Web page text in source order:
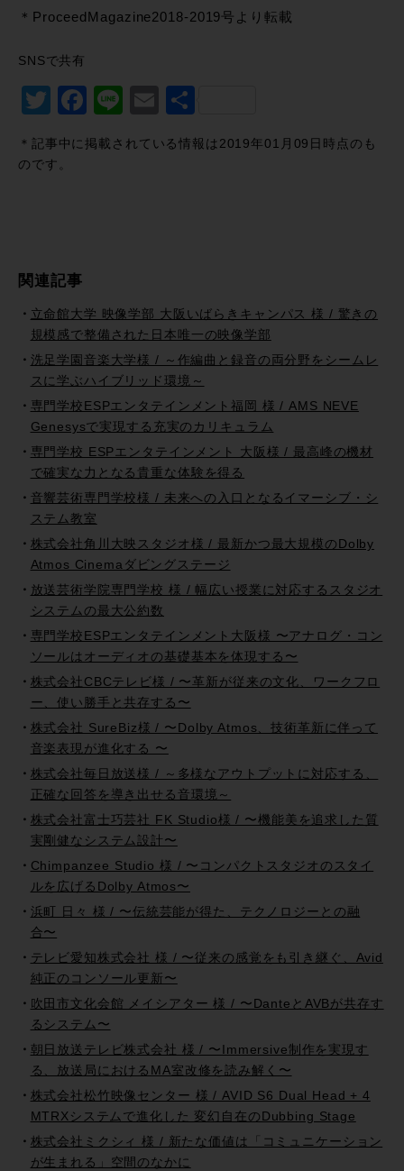
＊ProceedMagazine2018-2019号より転載
SNSで共有
Twitter
Facebook
LineEmail
＊記事中に掲載されている情報は2019年01月09日時点のも
のです。
関連記事
立命館大学 映像学部 大阪いばらきキャンパス 様 / 驚きの
規模感で整備された日本唯一の映像学部
洗足学園音楽大学様 / ～作編曲と録音の両分野をシームレ
スに学ぶハイブリッド環境～
専門学校ESPエンタテインメント福岡 様 / AMS NEVE
Genesysで実現する充実のカリキュラム
専門学校 ESPエンタテインメント 大阪様 / 最高峰の機材
で確実な力となる貴重な体験を得る
音響芸術専門学校様 / 未来への入口となるイマーシブ・シ
ステム教室
株式会社角川大映スタジオ様 / 最新かつ最大規模のDolby
Atmos Cinemaダビングステージ
放送芸術学院専門学校 様 / 幅広い授業に対応するスタジオ
システムの最大公約数
専門学校ESPエンタテインメント大阪様 〜アナログ・コン
ソールはオーディオの基礎基本を体現する〜
株式会社CBCテレビ様 / 〜革新が従来の文化、ワークフロ
ー、使い勝手と共存する〜
株式会社 SureBiz様 / 〜Dolby Atmos、技術革新に伴って
音楽表現が進化する 〜
株式会社毎日放送様 / ～多様なアウトプットに対応する、
正確な回答を導き出せる音環境～
株式会社富士巧芸社 FK Studio様 / 〜機能美を追求した質
実剛健なシステム設計〜
Chimpanzee Studio 様 / 〜コンパクトスタジオのスタイ
ルを広げるDolby Atmos〜
浜町 日々 様 / 〜伝統芸能が得た、テクノロジーとの融
合〜
テレビ愛知株式会社 様 / 〜従来の感覚をも引き継ぐ、Avid
純正のコンソール更新〜
吹田市文化会館 メイシアター 様 / 〜DanteとAVBが共存す
るシステム〜
朝日放送テレビ株式会社 様 / 〜Immersive制作を実現す
る、放送局におけるMA室改修を読み解く〜
株式会社松竹映像センター 様 / AVID S6 Dual Head + 4
MTRXシステムで進化した 変幻自在のDubbing Stage
株式会社ミクシィ 様 / 新たな価値は「コミュニケーション
が生まれる」空間のなかに